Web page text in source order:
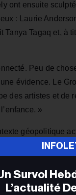
ont ensuite
: Laurie
Tagaq et, à
Peu de
évidence. Le
des artistes et de
»
géopolitique
Lacs sont un
Survol
L’actualité